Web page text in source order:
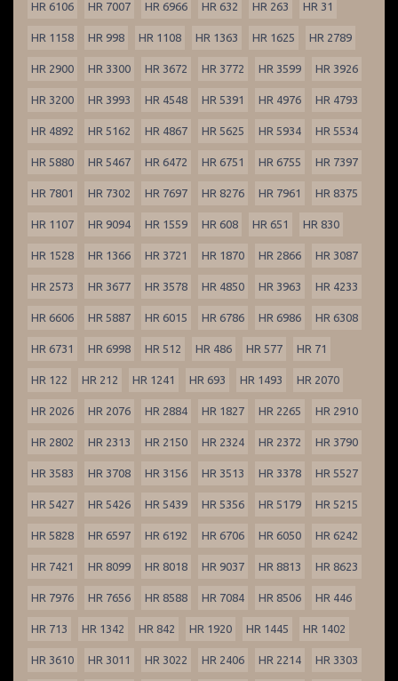
HR 6106 HR 7007 HR 6966 HR 632 HR 263 HR 31
HR 1158 HR 998 HR 1108 HR 1363 HR 1625 HR 2789
HR 2900 HR 3300 HR 3672 HR 3772 HR 3599 HR 3926
HR 3200 HR 3993 HR 4548 HR 5391 HR 4976 HR 4793
HR 4892 HR 5162 HR 4867 HR 5625 HR 5934 HR 5534
HR 5880 HR 5467 HR 6472 HR 6751 HR 6755 HR 7397
HR 7801 HR 7302 HR 7697 HR 8276 HR 7961 HR 8375
HR 1107 HR 9094 HR 1559 HR 608 HR 651 HR 830
HR 1528 HR 1366 HR 3721 HR 1870 HR 2866 HR 3087
HR 2573 HR 3677 HR 3578 HR 4850 HR 3963 HR 4233
HR 6606 HR 5887 HR 6015 HR 6786 HR 6986 HR 6308
HR 6731 HR 6998 HR 512 HR 486 HR 577 HR 71
HR 122 HR 212 HR 1241 HR 693 HR 1493 HR 2070
HR 2026 HR 2076 HR 2884 HR 1827 HR 2265 HR 2910
HR 2802 HR 2313 HR 2150 HR 2324 HR 2372 HR 3790
HR 3583 HR 3708 HR 3156 HR 3513 HR 3378 HR 5527
HR 5427 HR 5426 HR 5439 HR 5356 HR 5179 HR 5215
HR 5828 HR 6597 HR 6192 HR 6706 HR 6050 HR 6242
HR 7421 HR 8099 HR 8018 HR 9037 HR 8813 HR 8623
HR 7976 HR 7656 HR 8588 HR 7084 HR 8506 HR 446
HR 713 HR 1342 HR 842 HR 1920 HR 1445 HR 1402
HR 3610 HR 3011 HR 3022 HR 2406 HR 2214 HR 3303